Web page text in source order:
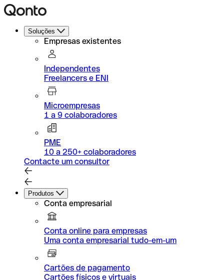
Soluções
Empresas existentes
Independentes
Freelancers e ENI
Microempresas
1 a 9 colaboradores
PME
10 a 250+ colaboradores
Contacte um consultor
Produtos
Conta empresarial
Conta online para empresas
Uma conta empresarial tudo-em-um
Cartões de pagamento
Cartões físicos e virtuais